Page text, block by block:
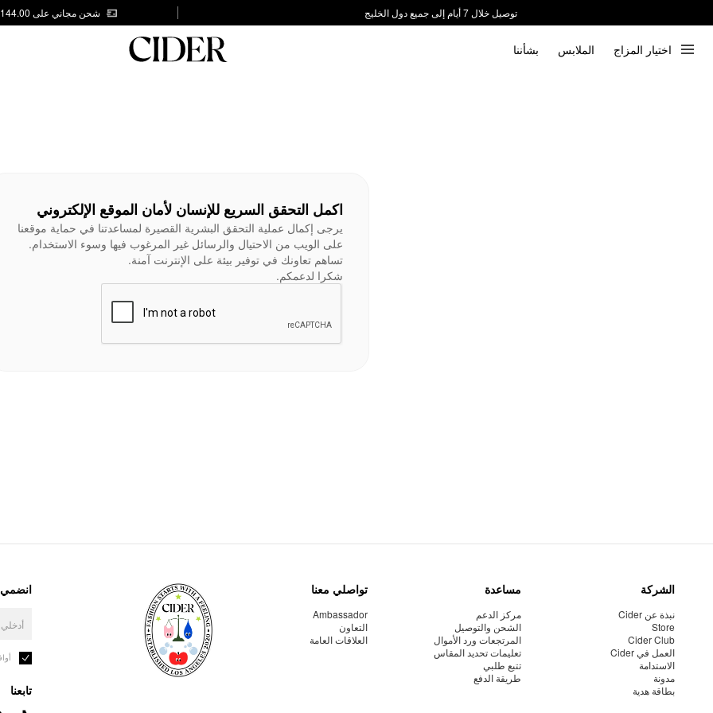
توصيل خلال 7 أيام إلى جميع دول الخليج
شحن مجاني على AED 144.00
اختيار المزاج الملابس بشأننا
اكمل التحقق السريع للإنسان لأمان الموقع الإلكتروني
يرجى إكمال عملية التحقق البشرية القصيرة لمساعدتنا في حماية موقعنا
على الويب من الاحتيال والرسائل غير المرغوب فيها وسوء الاستخدام.
تساهم تعاونك في توفير بيئة على الإنترنت آمنة.
شكرا لدعمكم.
الشركة
نبذة عن Cider
Store
Cider Club
العمل في Cider
الاستدامة
مدونة
بطاقة هدية
مساعدة
مركز الدعم
الشحن والتوصيل
المرتجعات ورد الأموال
تعليمات تحديد المقاس
تتبع طلبي
طريقة الدفع
تواصلي معنا
Ambassador
التعاون
العلاقات العامة
انضمي
تابعنا